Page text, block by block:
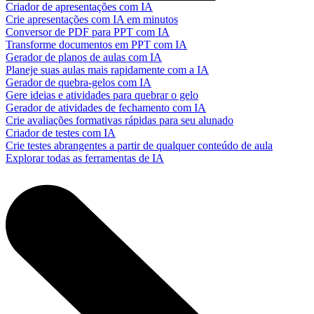
Criador de apresentações com IA
Crie apresentações com IA em minutos
Conversor de PDF para PPT com IA
Transforme documentos em PPT com IA
Gerador de planos de aulas com IA
Planeje suas aulas mais rapidamente com a IA
Gerador de quebra-gelos com IA
Gere ideias e atividades para quebrar o gelo
Gerador de atividades de fechamento com IA
Crie avaliações formativas rápidas para seu alunado
Criador de testes com IA
Crie testes abrangentes a partir de qualquer conteúdo de aula
Explorar todas as ferramentas de IA